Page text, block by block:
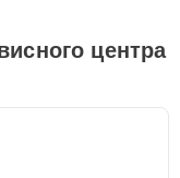
центра